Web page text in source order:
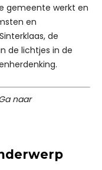
gemeente werkt en
en
de
de lichtjes in de
naar